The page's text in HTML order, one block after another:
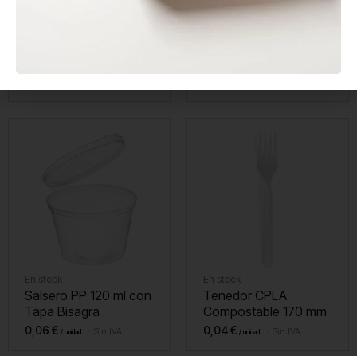
En stock
Salsero PP 120 ml con
Tapa Bisagra
0,06 € Sin IVA
En stock
Tenedor CPLA
Compostable 170 mm
0,04€ Sin IVA